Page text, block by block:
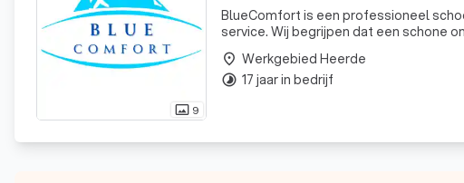
photo_size_select_actual 9
BlueComfort is een professioneel
service. Wij begrijpen dat een schone
place Werkgebied Heerde
timelapse 17 jaar in bedrijf